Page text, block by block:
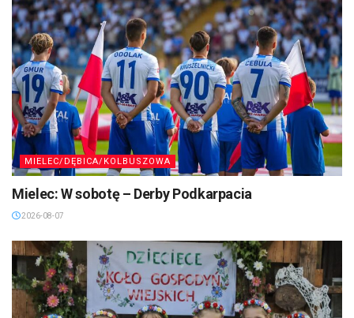
MIELEC/DĘBICA/KOLBUSZOWA
Mielec: W sobotę – Derby Podkarpacia
2026-08-07